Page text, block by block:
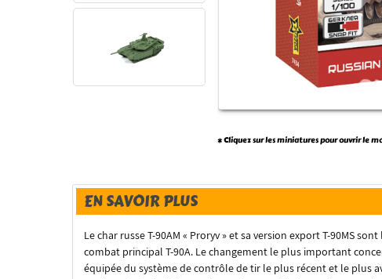
* Cliquez sur les miniatures pour ouvrir le
EN SAVOIR PLUS
Le char russe T-90AM « Proryv » et sa version export T-90MS
combat principal T-90A. Le changement le plus important
équipée du système de contrôle de tir le plus récent et le plus